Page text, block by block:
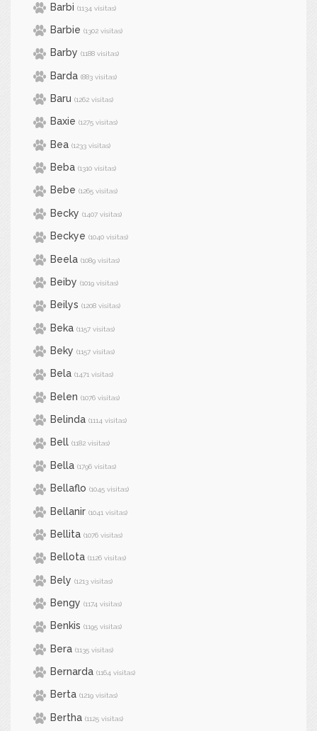
Barbi (1134 visitas)
Barbie (1302 visitas)
Barby (1188 visitas)
Barda (883 visitas)
Baru (1262 visitas)
Baxie (1275 visitas)
Bea (1233 visitas)
Beba (1310 visitas)
Bebe (1265 visitas)
Becky (1407 visitas)
Beckye (1040 visitas)
Beela (1089 visitas)
Beiby (1019 visitas)
Beilys (1208 visitas)
Beka (1157 visitas)
Beky (1157 visitas)
Bela (1471 visitas)
Belen (1076 visitas)
Belinda (1114 visitas)
Bell (1182 visitas)
Bella (1796 visitas)
Bellaflo (1045 visitas)
Bellanir (1041 visitas)
Bellita (1076 visitas)
Bellota (1126 visitas)
Bely (1213 visitas)
Bengy (1174 visitas)
Benkis (1195 visitas)
Bera (1135 visitas)
Bernarda (1164 visitas)
Berta (1219 visitas)
Bertha (1125 visitas)